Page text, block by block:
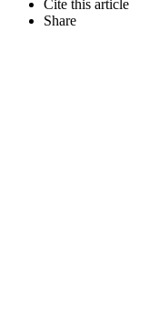
Cite this article
Share